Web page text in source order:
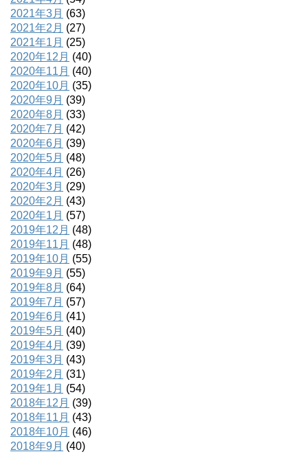
2021年3月 (63)
2021年2月 (27)
2021年1月 (25)
2020年12月 (40)
2020年11月 (40)
2020年10月 (35)
2020年9月 (39)
2020年8月 (33)
2020年7月 (42)
2020年6月 (39)
2020年5月 (48)
2020年4月 (26)
2020年3月 (29)
2020年2月 (43)
2020年1月 (57)
2019年12月 (48)
2019年11月 (48)
2019年10月 (55)
2019年9月 (55)
2019年8月 (64)
2019年7月 (57)
2019年6月 (41)
2019年5月 (40)
2019年4月 (39)
2019年3月 (43)
2019年2月 (31)
2019年1月 (54)
2018年12月 (39)
2018年11月 (43)
2018年10月 (46)
2018年9月 (40)